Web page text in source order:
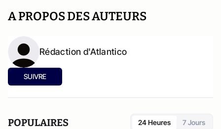
A PROPOS DES AUTEURS
Rédaction d'Atlantico
SUIVRE
POPULAIRES 24 Heures 7 Jours